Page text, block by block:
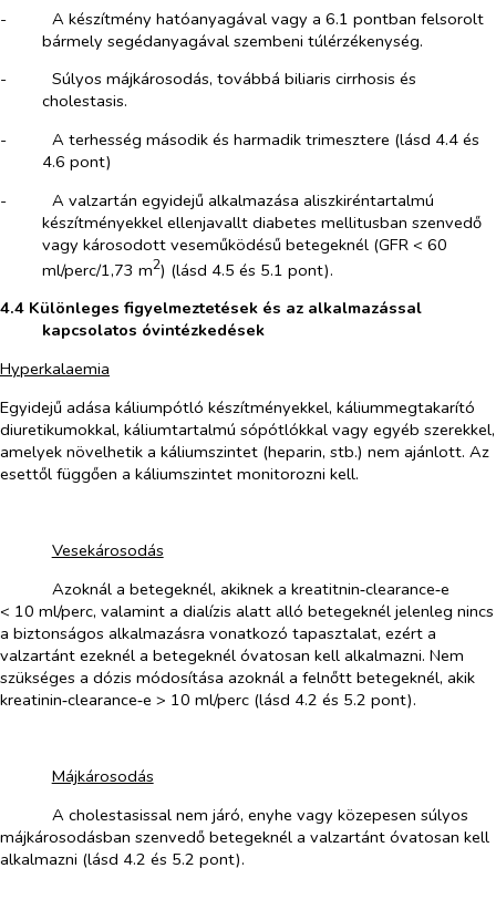
-​
A készítmény hatóanyagával vagy a 6.1 pontban felsorolt
bármely segédanyagával szembeni túlérzékenység.
-​
Súlyos májkárosodás, továbbá biliaris cirrhosis és
cholestasis.
-​
A terhesség második és harmadik trimesztere (lásd 4.4 és
4.6 pont)
-​
A valzartán egyidejű alkalmazása aliszkiréntartalmú
készítményekkel ellenjavallt diabetes mellitusban szenvedő
vagy károsodott veseműködésű betegeknél (GFR < 60
ml/perc/1,73 m2) (lásd 4.5 és 5.1 pont).
4.4 Különleges figyelmeztetések és az alkalmazással
kapcsolatos óvintézkedések
Hyperkalaemia
Egyidejű adása káliumpótló készítményekkel, káliummegtakarító
diuretikumokkal, káliumtartalmú sópótlókkal vagy egyéb szerekkel,
amelyek növelhetik a káliumszintet (heparin, stb.) nem ajánlott. Az
esettől függően a káliumszintet monitorozni kell.
Vesekárosodás
Azoknál a betegeknél, akiknek a kreatitnin‑clearance‑e
< 10 ml/perc, valamint a dialízis alatt alló betegeknél jelenleg nincs
a biztonságos alkalmazásra vonatkozó tapasztalat, ezért a
valzartánt ezeknél a betegeknél óvatosan kell alkalmazni. Nem
szükséges a dózis módosítása azoknál a felnőtt betegeknél, akik
kreatinin‑clearance‑e > 10 ml/perc (lásd 4.2 és 5.2 pont).
Májkárosodás
A cholestasissal nem járó, enyhe vagy közepesen súlyos
májkárosodásban szenvedő betegeknél a valzartánt óvatosan kell
alkalmazni (lásd 4.2 és 5.2 pont).